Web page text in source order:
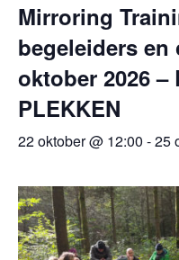
Mirroring
begeleiders en
oktober 2026 –
PLEKKEN
22 oktober @ 12:00 -25